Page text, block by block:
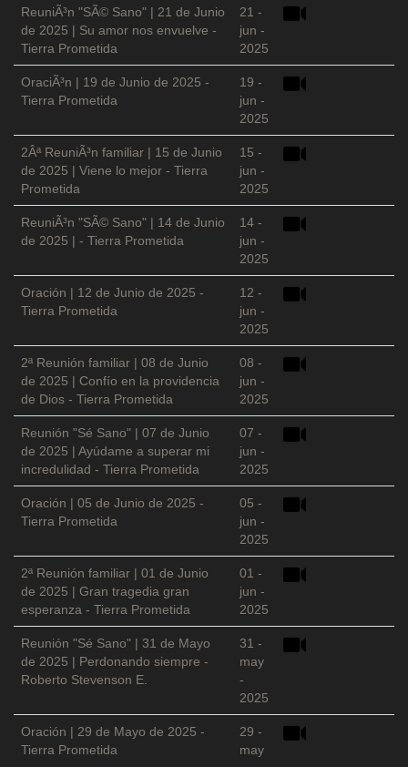
ReuniÃ³n "SÃ© Sano" | 21 de Junio
de 2025 | Su amor nos envuelve -
Tierra Prometida
21 -
jun -
2025
OraciÃ³n | 19 de Junio de 2025 -
Tierra Prometida
19 -
jun -
2025
2Âª ReuniÃ³n familiar | 15 de Junio
de 2025 | Viene lo mejor - Tierra
Prometida
15 -
jun -
2025
ReuniÃ³n "SÃ© Sano" | 14 de Junio
de 2025 | - Tierra Prometida
14 -
jun -
2025
Oración | 12 de Junio de 2025 -
Tierra Prometida
12 -
jun -
2025
2ª Reunión familiar | 08 de Junio
de 2025 | Confío en la providencia
de Dios - Tierra Prometida
08 -
jun -
2025
Reunión "Sé Sano" | 07 de Junio
de 2025 | Ayúdame a superar mi
incredulidad - Tierra Prometida
07 -
jun -
2025
Oración | 05 de Junio de 2025 -
Tierra Prometida
05 -
jun -
2025
2ª Reunión familiar | 01 de Junio
de 2025 | Gran tragedia gran
esperanza - Tierra Prometida
01 -
jun -
2025
Reunión "Sé Sano" | 31 de Mayo
de 2025 | Perdonando siempre -
Roberto Stevenson E.
31 -
may
-
2025
Oración | 29 de Mayo de 2025 -
Tierra Prometida
29 -
may